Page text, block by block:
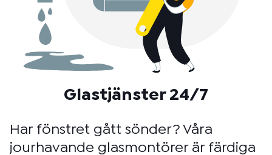
Glastjänster 24/7
Har fönstret gått sönder? Våra
jourhavande glasmontörer är färdiga